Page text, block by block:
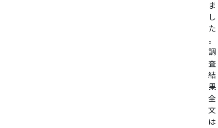
ま
し
た
。
調
査
結
果
全
文
は